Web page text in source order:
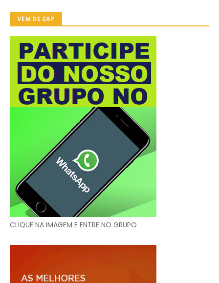
VEM DE ZAP
CLIQUE NA IMAGEM E ENTRE NO GRUPO